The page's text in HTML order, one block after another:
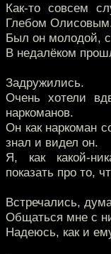
Как-то совсем
Глебом
Был он молодой,
В недалёком
Задружились.
Очень хотели
наркоманов.
Он как наркоман
знал и видел он.
Я, как какой-
показать про то,
Встречались,
Общаться мне с
Надеюсь, как и